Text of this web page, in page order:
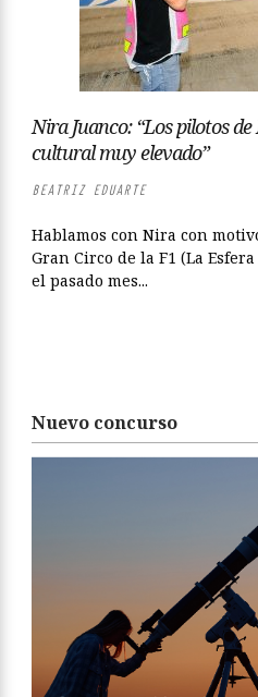
Nira Juanco: “Los pilotos
cultural muy elevado”
BEATRIZ EDUARTE
Hablamos con Nira con
Gran Circo de la F1 (La
el pasado mes...
Nuevo concurso